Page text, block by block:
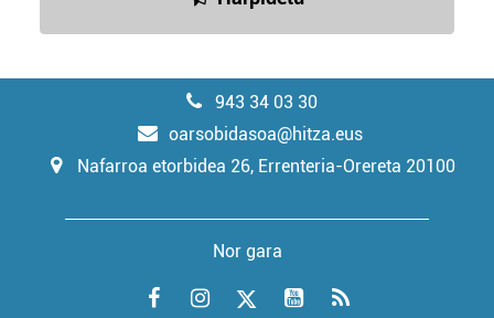
943 34 03 30
oarsobidasoa@hitza.eus
Nafarroa etorbidea 26, Errenteria-Orereta 20100
Nor gara